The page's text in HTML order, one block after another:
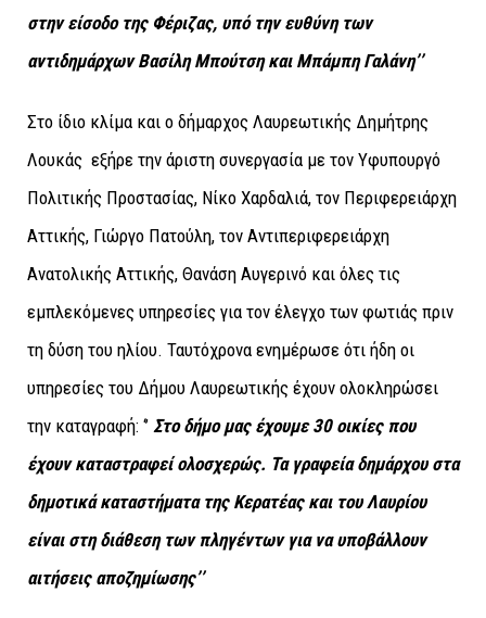
στην είσοδο της Φέριζας, υπό την ευθύνη των
αντιδημάρχων Βασίλη Μπούτση και Μπάμπη Γαλάνη’’
Στο ίδιο κλίμα και ο δήμαρχος Λαυρεωτικής Δημήτρης
Λουκάς εξήρε την άριστη συνεργασία με τον Υφυπουργό
Πολιτικής Προστασίας, Νίκο Χαρδαλιά, τον Περιφερειάρχη
Αττικής, Γιώργο Πατούλη, τον Αντιπεριφερειάρχη
Ανατολικής Αττικής, Θανάση Αυγερινό και όλες τις
εμπλεκόμενες υπηρεσίες για τον έλεγχο των φωτιάς πριν
τη δύση του ηλίου. Ταυτόχρονα ενημέρωσε ότι ήδη οι
υπηρεσίες του Δήμου Λαυρεωτικής έχουν ολοκληρώσει
την καταγραφή: ‘’ Στο δήμο μας έχουμε 30 οικίες που
έχουν καταστραφεί ολοσχερώς. Τα γραφεία δημάρχου στα
δημοτικά καταστήματα της Κερατέας και του Λαυρίου
είναι στη διάθεση των πληγέντων για να υποβάλλουν
αιτήσεις αποζημίωσης’’